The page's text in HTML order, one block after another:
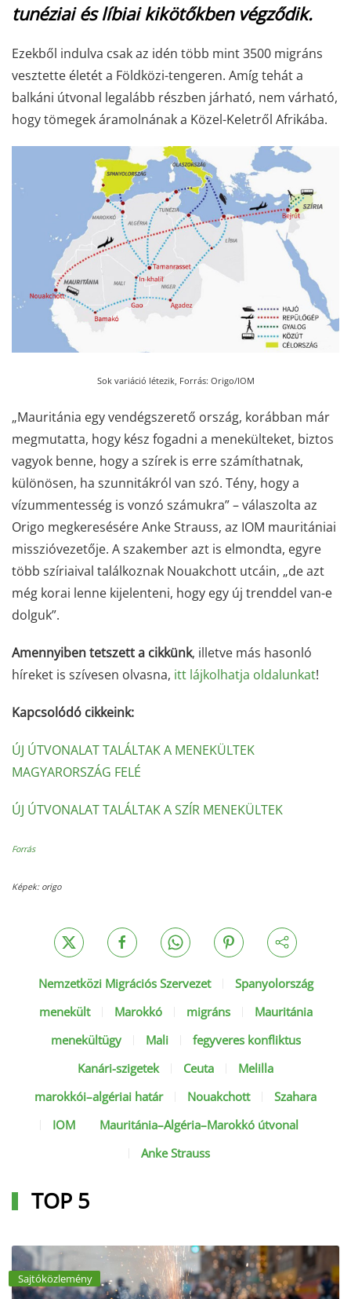
tunéziai és líbiai kikötőkben végződik.
Ezekből indulva csak az idén több mint 3500 migráns
vesztette életét a Földközi-tengeren. Amíg tehát a
balkáni útvonal legalább részben járható, nem várható,
hogy tömegek áramolnának a Közel-Keletről Afrikába.
Sok variáció létezik, Forrás: Origo/IOM
„Mauritánia egy vendégszerető ország, korábban már
megmutatta, hogy kész fogadni a menekülteket, biztos
vagyok benne, hogy a szírek is erre számíthatnak,
különösen, ha szunnitákról van szó. Tény, hogy a
vízummentesség is vonzó számukra” – válaszolta az
Origo megkeresésére Anke Strauss, az IOM mauritániai
misszióvezetője. A szakember azt is elmondta, egyre
több szíriaival találkoznak Nouakchott utcáin, „de azt
még korai lenne kijelenteni, hogy egy új trenddel van-e
dolguk”.
Amennyiben tetszett a cikkünk, illetve más hasonló
híreket is szívesen olvasna, itt lájkolhatja oldalunkat!
Kapcsolódó cikkeink:
ÚJ ÚTVONALAT TALÁLTAK A MENEKÜLTEK
MAGYARORSZÁG FELÉ
ÚJ ÚTVONALAT TALÁLTAK A SZÍR MENEKÜLTEK
Forrás
Képek: origo
Nemzetközi Migrációs Szervezet
Spanyolország
menekült
Marokkó migráns
Mauritánia
menekültügy
Mali
fegyveres konfliktus
Kanári-szigetek
Ceuta
Melilla
marokkói–algériai határ
Nouakchott
Szahara
IOM
Mauritánia–Algéria–Marokkó útvonal
Anke Strauss
TOP 5
Sajtóközlemény